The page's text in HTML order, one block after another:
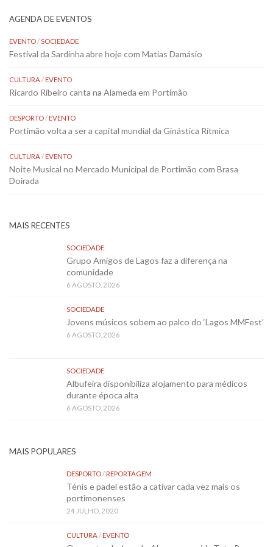
AGENDA DE EVENTOS
EVENTO/SOCIEDADE
Festival da Sardinha abre hoje com Matias Damásio
CULTURA/EVENTO
Ricardo Ribeiro canta na Alameda em Portimão
DESPORTO/EVENTO
Portimão volta a ser a capital mundial da Ginástica Rítmica
CULTURA/EVENTO
Noite Musical no Mercado Municipal de Portimão com Brasa
Doirada
MAIS RECENTES
SOCIEDADE
Grupo Amigos de Lagos faz a diferença na
comunidade
6 AGOSTO, 2026
SOCIEDADE
Jovens músicos sobem ao palco do ‘Lagos MMFest’
6 AGOSTO, 2026
SOCIEDADE
Albufeira disponibiliza alojamento para médicos
durante época alta
6 AGOSTO, 2026
MAIS POPULARES
DESPORTO/REPORTAGEM
Ténis e padel estão a cativar cada vez mais os
portimonenses
24 JULHO, 2020
CULTURA/EVENTO